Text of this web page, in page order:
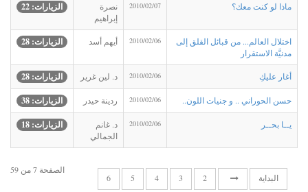
ماذا لو كنت معك؟ 2010/02/07
نصرة
إبراهيم
الزيارات: 22
اختلال العالم... من قبائل القلق إلى
مدنيَّة الاستقرار
2010/02/06 أيهم أسد الزيارات: 28
أغار عليكِ 2010/02/06 د. لين غرير الزيارات: 28
حسن الحوراني .. و جنيات اللون.. 2010/02/06 ردينة حيدر الزيارات: 38
يــا بحــر 2010/02/06
د. غانم
الجمالي
الزيارات: 18
الصفحة 7 من 59
البداية 2
3
4
5
6